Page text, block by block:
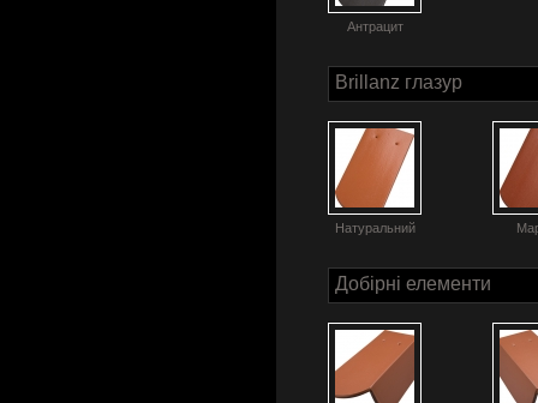
Антрацит
Brillanz глазур
Натуральний
Добірні елементи